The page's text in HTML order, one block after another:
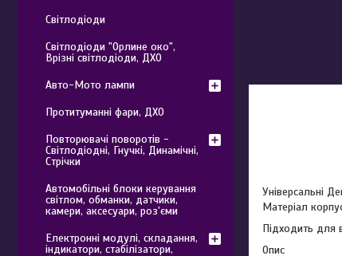
Універсальні
Матеріал
Підходить для
Опис
Світлодіоди
Світлодіоди "Орлине око",
Врізні світлодіоди, ДХО
Авто-Мото лампи
Протитуманні фари, ДХО
Повторювачі поворотів -
Світлодіодні, Гнучкі, Динамічні,
Стрічки
Автомобільні блоки керування
світлом, обманки, датчики,
камери, аксесуари, роз'єми
Електронні модулі, складання,
індикатори, стабілізатори,